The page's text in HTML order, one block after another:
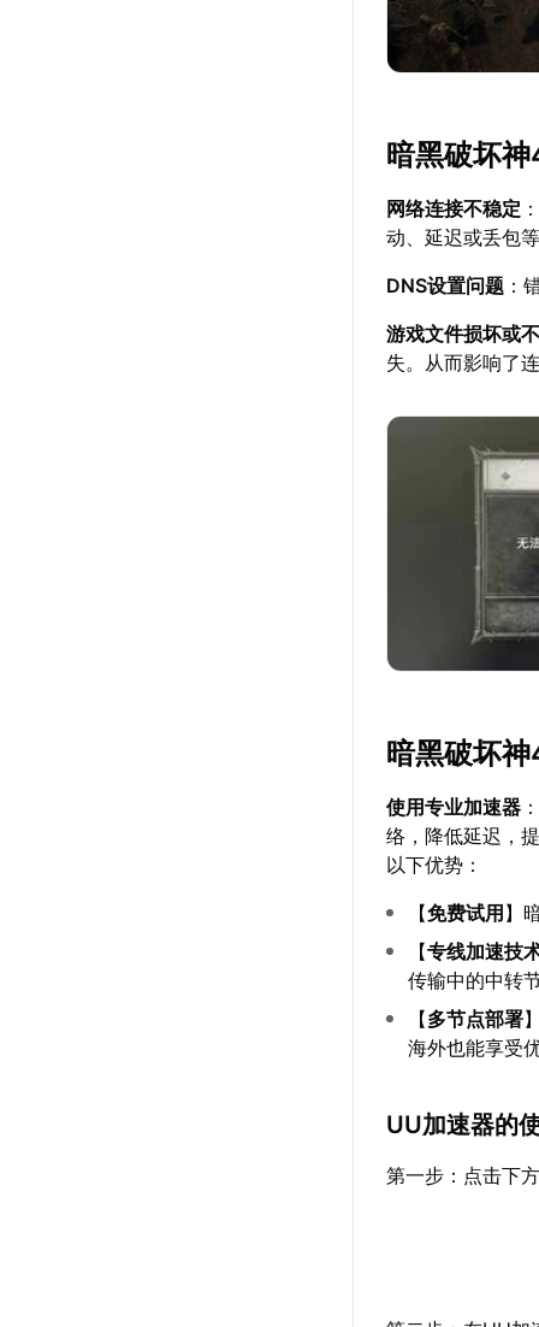
暗黑破坏
网络连接不稳定
动、延迟或丢包
DNS设置问题 ：
游戏文件损坏或
失。从而影响了
暗黑破坏
使用专业加速器
络，降低延迟，
以下优势：
【免费试用 】
【专线加速技
传输中的中转
【多节点部署
海外也能享受
UU加速器的
第一步：点击下